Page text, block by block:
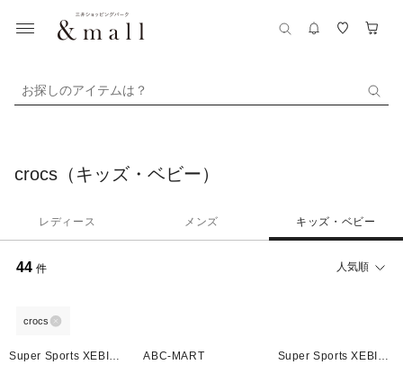
お探しのアイテムは？
crocs（キッズ・ベビー）
レディース メンズ キッズ・ベビー
44 件 人気順
crocs
Super Sports XEBIO
ABC-MART
Super Sports XEBIO